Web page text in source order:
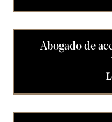
Abogado de